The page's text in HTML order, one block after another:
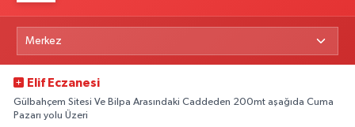
Elif Eczanesi
Gülbahçem Sitesi Ve Bilpa Arasındaki Caddeden 200mt aşağıda Cuma
Pazarı yolu Üzeri